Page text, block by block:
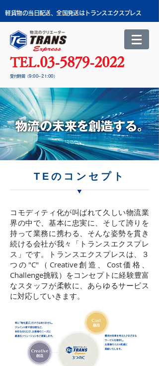
TEL.03-5879-2022
​受付時間（9:00~21:00）
​軽貨物の当日配送、全国発送はトランスエクスプレス
TEのコンセプト
コモディティ化が叫ばれて久しい物流業
界の中で、基本に忠実に、そして誇りを
持って業務に携わる、そんな姿勢を貫き
続ける会社が我々「トランスエクスプレ
ス」です。トランスエクスプレスは、３
つの"C"（Creative創造、Cost価格、
Challenge挑戦）をコンセプトに経験豊富
なスタッフが柔軟に、あらゆるサービス
に対応していきます。